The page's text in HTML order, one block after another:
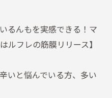
るんもを実感できる！マ
ルフレの筋膜リリース】
いと悩んでいる方、多い